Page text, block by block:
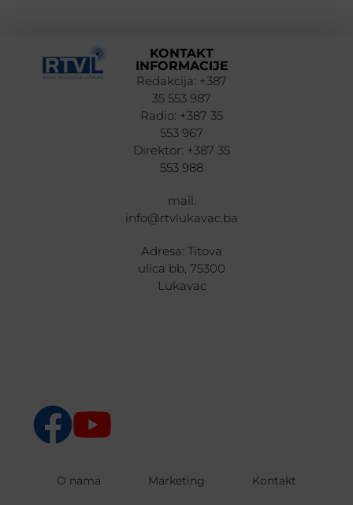
KONTAKT
INFORMACIJE
Redakcija: +387
35 553 987
Radio: +387 35
553 967
Direktor: +387 35
553 988
mail:
info@rtvlukavac.ba
Adresa: Titova
ulica bb, 75300
Lukavac
O nama Marketing Kontakt